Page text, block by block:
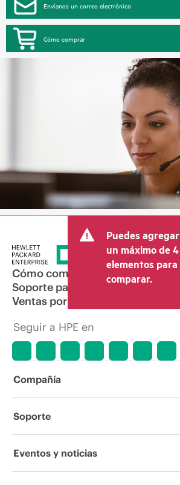
Envíanos un correo electrónico
Cómo comprar
Puedes agregar
un máximo de 4
elementos para
comparar.
Cómo comprar
Soporte para productos
Ventas por correo electrónico
Seguir a HPE en
Compañía
Acerca de HPE
Soporte
Servicios de soporte operativo
Eventos y noticias